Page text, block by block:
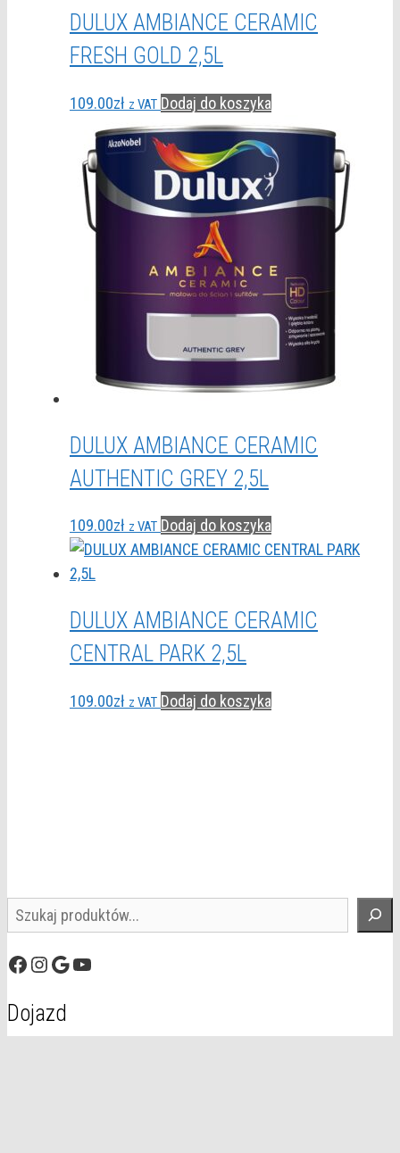
DULUX AMBIANCE CERAMIC
FRESH GOLD 2,5L
109.00zł z VAT Dodaj do koszyka
DULUX AMBIANCE CERAMIC
AUTHENTIC GREY 2,5L
109.00zł z VAT Dodaj do koszyka
DULUX AMBIANCE CERAMIC
CENTRAL PARK 2,5L
109.00zł z VAT Dodaj do koszyka
Szukaj
Facebook
Instagram
GoogleYouTube
Dojazd